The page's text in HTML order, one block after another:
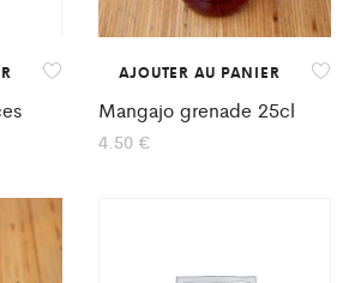
AJOUTER AU PANIER
Mangajo grenade 25cl
4.50 €